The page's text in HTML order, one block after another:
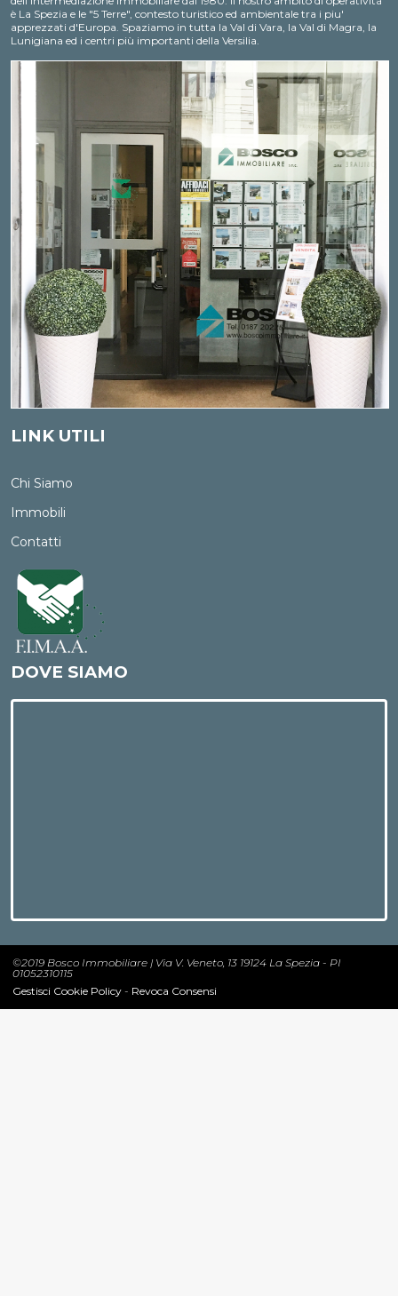
è La Spezia e le "5 Terre", contesto turistico ed ambientale tra i piu'
apprezzati d'Europa. Spaziamo in tutta la Val di Vara, la Val di Magra, la
Lunigiana ed i centri più importanti della Versilia.
LINK UTILI
Chi Siamo
Immobili
Contatti
DOVE SIAMO
©2019 Bosco Immobiliare | Via V. Veneto, 13 19124 La Spezia - PI
01052310115
Gestisci Cookie Policy - Revoca Consensi